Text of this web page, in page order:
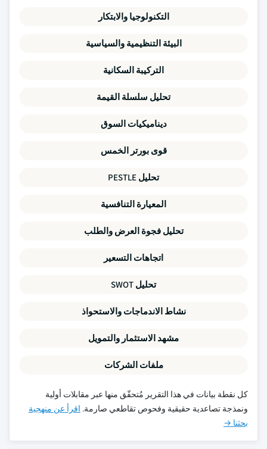
التكنولوجيا والابتكار
البيئة التنظيمية والسياسية
التركيبة السكانية
تحليل سلسلة القيمة
ديناميكيات السوق
قوى بورتر الخمس
تحليل PESTLE
المعيارة التنافسية
تحليل فجوة العرض والطلب
اتجاهات التسعير
تحليل SWOT
نشاط الاندماجات والاستحواذ
مشهد الاستثمار والتمويل
ملفات الشركات
كل نقطة بيانات في هذا التقرير مُتحقّق منها عبر مقابلات أولية
ونمذجة تصاعدية حقيقية وفحوص تقاطعي صارمة. اقرأ عن منهجية
بحثنا →